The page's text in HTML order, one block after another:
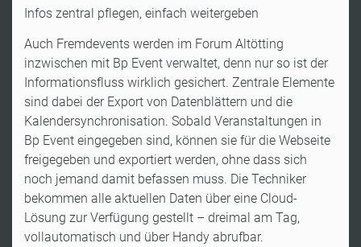
Infos zentral pflegen, einfach weitergeben
Auch Fremdevents werden im Forum Altötting
inzwischen mit Bp Event verwaltet, denn nur so ist der
Informationsfluss wirklich gesichert. Zentrale Elemente
sind dabei der Export von Datenblättern und die
Kalendersynchronisation. Sobald Veranstaltungen in
Bp Event eingegeben sind, können sie für die Webseite
freigegeben und exportiert werden, ohne dass sich
noch jemand damit befassen muss. Die Techniker
bekommen alle aktuellen Daten über eine Cloud-
Lösung zur Verfügung gestellt – dreimal am Tag,
vollautomatisch und über Handy abrufbar.